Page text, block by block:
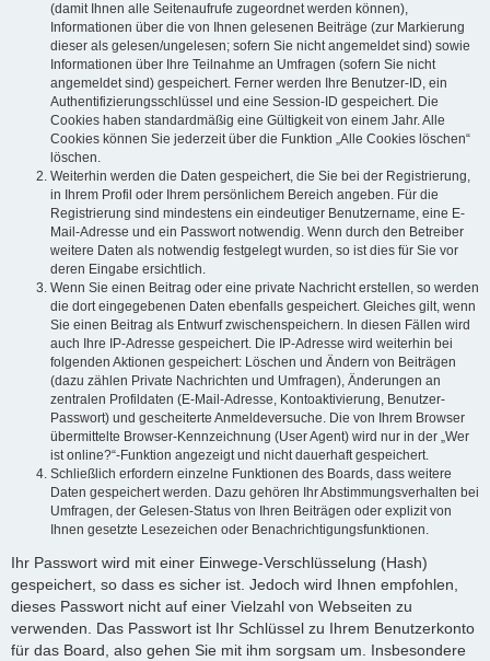
(damit Ihnen alle Seitenaufrufe zugeordnet werden können),
Informationen über die von Ihnen gelesenen Beiträge (zur Markierung
dieser als gelesen/ungelesen; sofern Sie nicht angemeldet sind) sowie
Informationen über Ihre Teilnahme an Umfragen (sofern Sie nicht
angemeldet sind) gespeichert. Ferner werden Ihre Benutzer-ID, ein
Authentifizierungsschlüssel und eine Session-ID gespeichert. Die
Cookies haben standardmäßig eine Gültigkeit von einem Jahr. Alle
Cookies können Sie jederzeit über die Funktion „Alle Cookies löschen“
löschen.
Weiterhin werden die Daten gespeichert, die Sie bei der Registrierung,
in Ihrem Profil oder Ihrem persönlichem Bereich angeben. Für die
Registrierung sind mindestens ein eindeutiger Benutzername, eine E-
Mail-Adresse und ein Passwort notwendig. Wenn durch den Betreiber
weitere Daten als notwendig festgelegt wurden, so ist dies für Sie vor
deren Eingabe ersichtlich.
Wenn Sie einen Beitrag oder eine private Nachricht erstellen, so werden
die dort eingegebenen Daten ebenfalls gespeichert. Gleiches gilt, wenn
Sie einen Beitrag als Entwurf zwischenspeichern. In diesen Fällen wird
auch Ihre IP-Adresse gespeichert. Die IP-Adresse wird weiterhin bei
folgenden Aktionen gespeichert: Löschen und Ändern von Beiträgen
(dazu zählen Private Nachrichten und Umfragen), Änderungen an
zentralen Profildaten (E-Mail-Adresse, Kontoaktivierung, Benutzer-
Passwort) und gescheiterte Anmeldeversuche. Die von Ihrem Browser
übermittelte Browser-Kennzeichnung (User Agent) wird nur in der „Wer
ist online?“-Funktion angezeigt und nicht dauerhaft gespeichert.
Schließlich erfordern einzelne Funktionen des Boards, dass weitere
Daten gespeichert werden. Dazu gehören Ihr Abstimmungsverhalten bei
Umfragen, der Gelesen-Status von Ihren Beiträgen oder explizit von
Ihnen gesetzte Lesezeichen oder Benachrichtigungsfunktionen.
Ihr Passwort wird mit einer Einwege-Verschlüsselung (Hash)
gespeichert, so dass es sicher ist. Jedoch wird Ihnen empfohlen,
dieses Passwort nicht auf einer Vielzahl von Webseiten zu
verwenden. Das Passwort ist Ihr Schlüssel zu Ihrem Benutzerkonto
für das Board, also gehen Sie mit ihm sorgsam um. Insbesondere